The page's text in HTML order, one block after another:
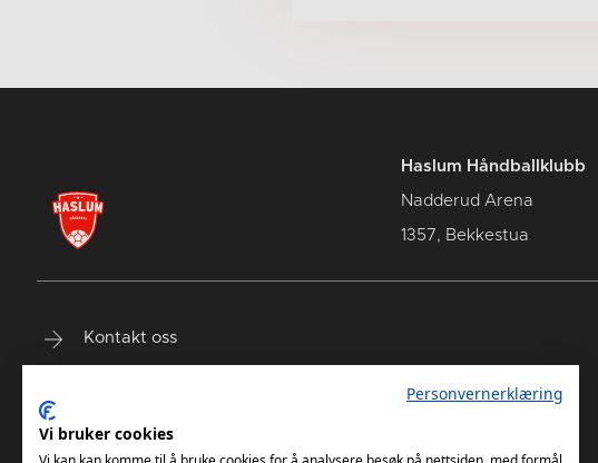
Haslum Håndballklubb
Nadderud Arena
1357, Bekkestua
Kontakt oss
Personvernerklæring
Vi bruker cookies